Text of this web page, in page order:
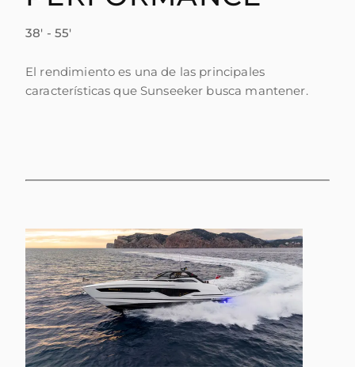
38' - 55'
El rendimiento es una de las principales
características que Sunseeker busca mantener.